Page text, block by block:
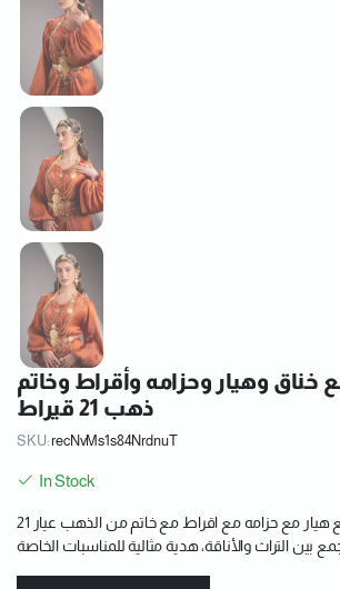
وهيار وحزامه وأقراط وخاتم
ذهب 21 قيراط
SKU:recNvMs1s84NrdnuT
In Stock
عقد كرسي مع خناق مع هيار مع حزامه مع اقراط مع خاتم من الذهب عيار 21